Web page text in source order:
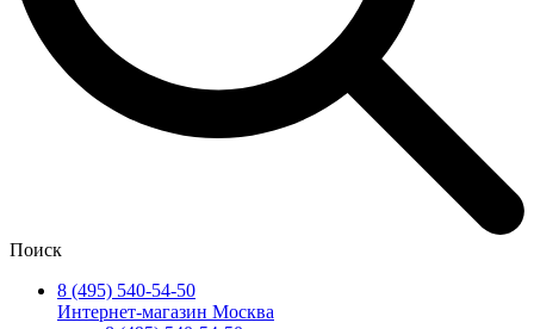
Поиск
8 (495) 540-54-50
Интернет-магазин Москва